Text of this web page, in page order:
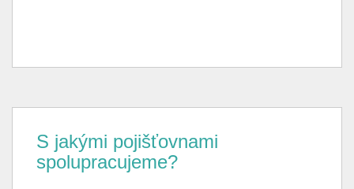
S jakými pojišťovnami
spolupracujeme?